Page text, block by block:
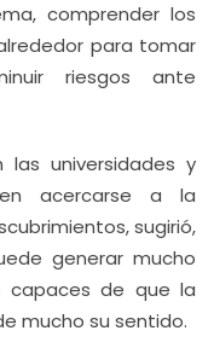
comprender los
para tomar
riesgos ante
las universidades y
acercarse a la
sugirió,
generar mucho
capaces de que la
mucho su sentido.